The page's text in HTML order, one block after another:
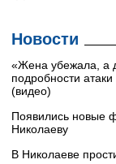
Новости
«Жена убежала, а
подробности
(видео)
Появились новые
Николаеву
В Николаеве